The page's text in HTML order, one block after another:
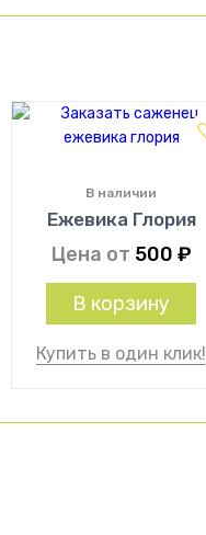
Ежевика Глория
В наличии
Цена от 500 ₽
В корзину
Купить в один клик!